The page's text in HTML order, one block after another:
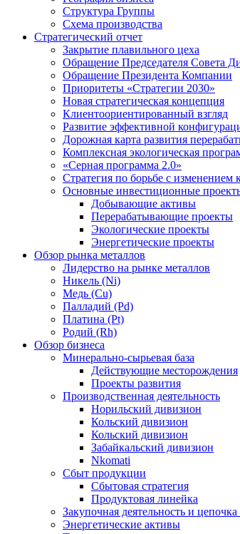
Структура Группы
Схема производства
Стратегический отчет
Закрытие плавильного цеха
Обращение Председателя Совета
Обращение Президента Компании
Приоритеты «Стратегии 2030»
Новая стратегическая концепция
Клиентоориентированный взгляд
Развитие эффективной
Дорожная карта развития
Комплексная экологическая
«Серная программа 2.0»
Стратегия по борьбе с изменением
Основные инвестиционные
Добывающие активы
Перерабатывающие проекты
Экологические проекты
Энергетические проекты
Обзор рынка металлов
Лидерство на рынке металлов
Никель (Ni)
Медь (Cu)
Палладий (Pd)
Платина (Pt)
Родий (Rh)
Обзор бизнеса
Минерально-сырьевая база
Действующие месторождения
Проекты развития
Производственная деятельность
Норильский дивизион
Кольский дивизион
Кольский дивизион
Забайкальский дивизион
Nkomati
Сбыт продукции
Сбытовая стратегия
Продуктовая линейка
Закупочная деятельность и цепочка
Энергетические активы